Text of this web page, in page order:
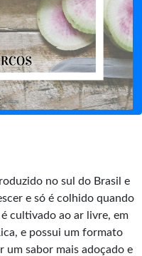
no sul do Brasil e
e só é colhido quando
cultivado ao ar livre, em
e possui um formato
um sabor mais adoçado e